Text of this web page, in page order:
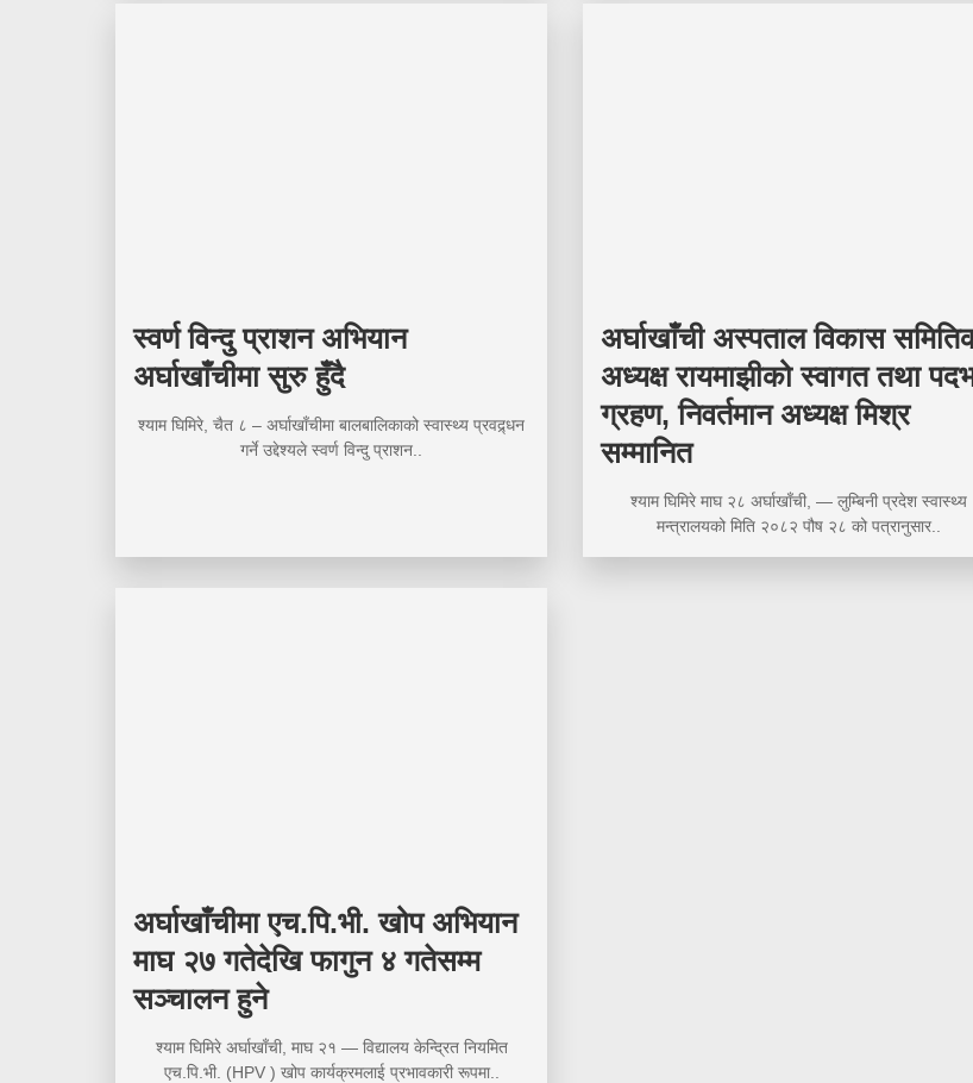
स्वर्ण विन्दु प्राशन अभियान
अर्घाखाँचीमा सुरु हुँदै
श्याम घिमिरे, चैत ८ – अर्घाखाँचीमा बालबालिकाको स्वास्थ्य प्रवद्र्धन
गर्ने उद्देश्यले स्वर्ण विन्दु प्राशन..
अर्घाखाँची अस्पताल विकास
अध्यक्ष रायमाझीको स्वागत तथा
ग्रहण, निवर्तमान अध्यक्ष मिश्र
सम्मानित
श्याम घिमिरे माघ २८ अर्घाखाँची, — लुम्बिनी प्रदेश स्वास्थ्य
मन्त्रालयको मिति २०८२ पौष २८ को पत्रानुसार..
अर्घाखाँचीमा एच.पि.भी. खोप अभियान
माघ २७ गतेदेखि फागुन ४ गतेसम्म
सञ्चालन हुने
श्याम घिमिरे अर्घाखाँची, माघ २१ — विद्यालय केन्द्रित नियमित
एच.पि.भी. (HPV ) खोप कार्यक्रमलाई प्रभावकारी रूपमा..